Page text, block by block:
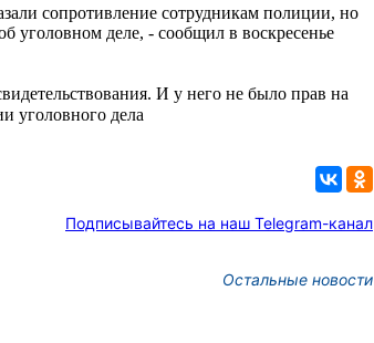
сопротивление сотрудникам полиции, но
уголовном деле, - сообщил в воскресенье
И у него не было прав на
уголовного дела
Подписывайтесь на наш Telegram-канал
Остальные новости